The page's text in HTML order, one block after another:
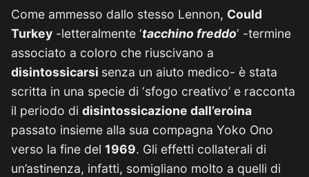
Come ammesso dallo stesso Lennon, Could
Turkey -letteralmente ‘tacchino freddo‘ -termine
associato a coloro che riuscivano a
disintossicarsi senza un aiuto medico- è stata
scritta in una specie di ‘sfogo creativo’ e racconta
il periodo di disintossicazione dall’eroina
passato insieme alla sua compagna Yoko Ono
verso la fine del 1969. Gli effetti collaterali di
un’astinenza, infatti, somigliano molto a quelli di